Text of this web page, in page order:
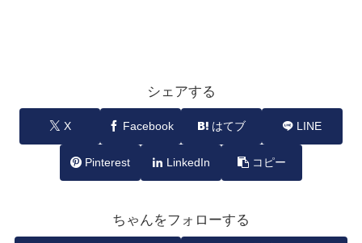
シェアする
X Facebook はてブ LINE
Pinterest LinkedIn コピー
ちゃんをフォローする